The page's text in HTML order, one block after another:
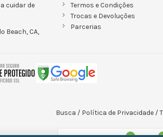
cuidar de
Beach, CA,
Termos e Condições
Trocas e Devoluções
Parcerias
Busca / Política de Privacidade /